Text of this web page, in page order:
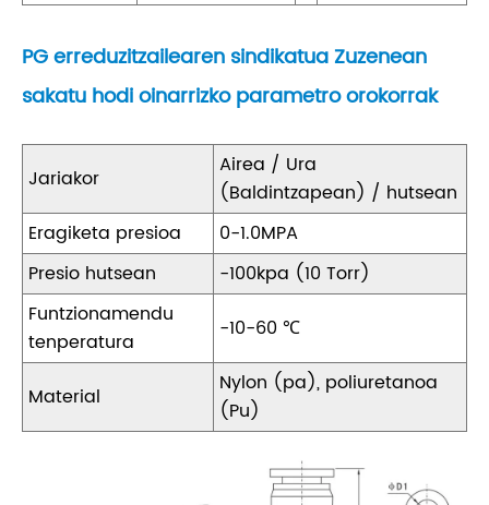
PG erreduzitzailearen sindikatua Zuzenean
sakatu hodi oinarrizko parametro orokorrak
Jariakor
Airea / Ura
(Baldintzapean) / hutsean
Eragiketa presioa
0-1.0MPA
Presio hutsean
-100kpa (10 Torr)
Funtzionamendu
tenperatura
-10-60 ℃
Material
Nylon (pa), poliuretanoa
(Pu)